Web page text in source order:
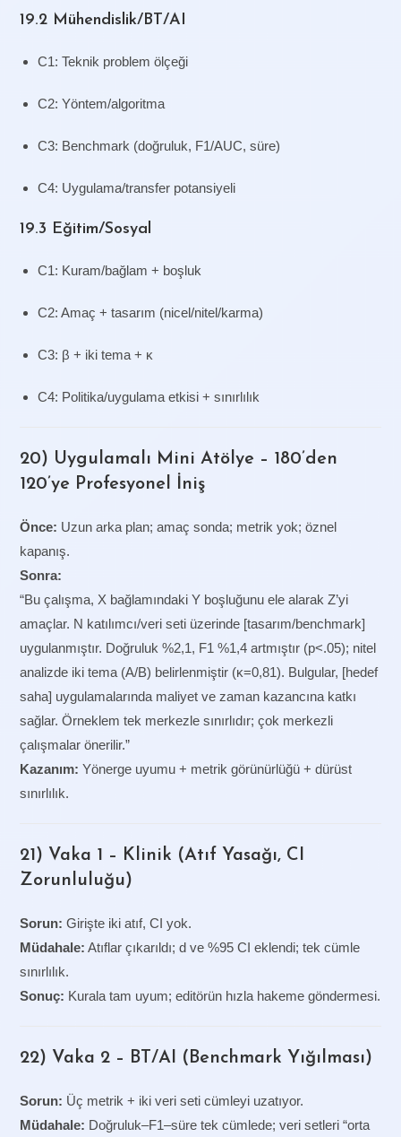
19.2 Mühendislik/BT/AI
C1: Teknik problem ölçeği
C2: Yöntem/algoritma
C3: Benchmark (doğruluk, F1/AUC, süre)
C4: Uygulama/transfer potansiyeli
19.3 Eğitim/Sosyal
C1: Kuram/bağlam + boşluk
C2: Amaç + tasarım (nicel/nitel/karma)
C3: β + iki tema + κ
C4: Politika/uygulama etkisi + sınırlılık
20) Uygulamalı Mini Atölye – 180’den
120’ye Profesyonel İniş
Önce: Uzun arka plan; amaç sonda; metrik yok; öznel
kapanış.
Sonra:
“Bu çalışma, X bağlamındaki Y boşluğunu ele alarak Z’yi
amaçlar. N katılımcı/veri seti üzerinde [tasarım/benchmark]
uygulanmıştır. Doğruluk %2,1, F1 %1,4 artmıştır (p<.05); nitel
analizde iki tema (A/B) belirlenmiştir (κ=0,81). Bulgular, [hedef
saha] uygulamalarında maliyet ve zaman kazancına katkı
sağlar. Örneklem tek merkezle sınırlıdır; çok merkezli
çalışmalar önerilir.”
Kazanım: Yönerge uyumu + metrik görünürlüğü + dürüst
sınırlılık.
21) Vaka 1 – Klinik (Atıf Yasağı, CI
Zorunluluğu)
Sorun: Girişte iki atıf, CI yok.
Müdahale: Atıflar çıkarıldı; d ve %95 CI eklendi; tek cümle
sınırlılık.
Sonuç: Kurala tam uyum; editörün hızla hakeme göndermesi.
22) Vaka 2 – BT/AI (Benchmark Yığılması)
Sorun: Üç metrik + iki veri seti cümleyi uzatıyor.
Müdahale: Doğruluk–F1–süre tek cümlede; veri setleri “orta